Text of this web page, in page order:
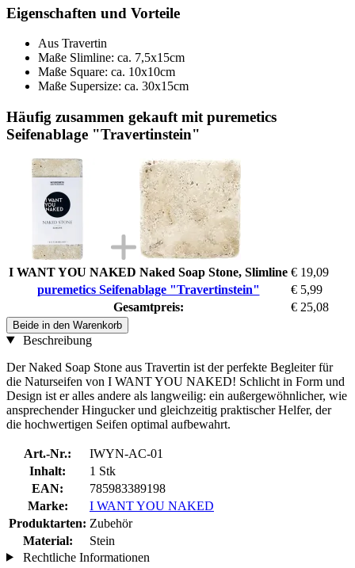
Eigenschaften und Vorteile
Aus Travertin
Maße Slimline: ca. 7,5x15cm
Maße Square: ca. 10x10cm
Maße Supersize: ca. 30x15cm
Häufig zusammen gekauft mit puremetics
Seifenablage "Travertinstein"
I WANT YOU NAKED Naked Soap Stone, Slimline € 19,09
puremetics Seifenablage "Travertinstein"
€ 5,99
Gesamtpreis:
€ 25,08
Beide in den Warenkorb
Beschreibung
Der Naked Soap Stone aus Travertin ist der perfekte Begleiter für
die Naturseifen von I WANT YOU NAKED! Schlicht in Form und
Design ist er alles andere als langweilig: ein außergewöhnlicher, wie
ansprechender Hingucker und gleichzeitig praktischer Helfer, der
die hochwertigen Seifen optimal aufbewahrt.
Art.-Nr.:
IWYN-AC-01
Inhalt:
1 Stk
EAN:
785983389198
Marke:
I WANT YOU NAKED
Produktarten: Zubehör
Material:
Stein
Rechtliche Informationen